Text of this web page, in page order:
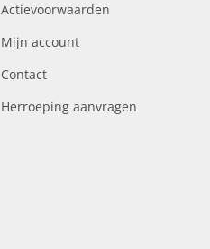
Actievoorwaarden
Mijn account
Contact
Herroeping aanvragen